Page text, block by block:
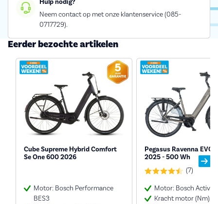
Hulp nodig?
Neem contact op met onze klantenservice (085-
0717729).
Eerder bezochte artikelen
Cube Supreme Hybrid Comfort
Se One 600 2026
Motor: Bosch Performance
BES3
Pegasus Ravenna EVO
2025 - 500 Wh
(7)
Motor: Bosch Active
Kracht motor (Nm):